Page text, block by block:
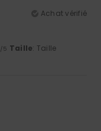
Achat vérifié
/5 Taille: Taille